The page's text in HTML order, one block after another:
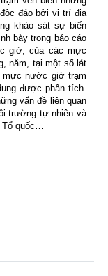
đáo bởi vị trí địa
khảo sát sự biến
bày trong báo cáo
giờ, của các mực
năm, tại một số lát
mực nước giờ trạm
được phân tích.
vấn đề liên quan
trường tự nhiên và
quốc…